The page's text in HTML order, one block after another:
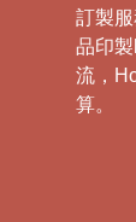
訂製
品印
流，
算。